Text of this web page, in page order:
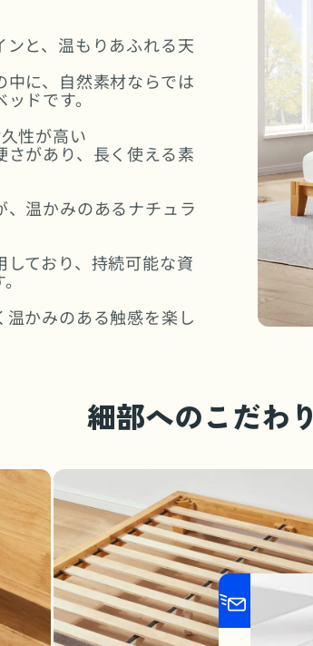
と、温もりあふれる天
に、自然素材ならでは
ドです。
性が高い
があり、長く使える素
温かみのあるナチュラ
ており、持続可能な資
かみのある触感を楽し
細部へのこだわり